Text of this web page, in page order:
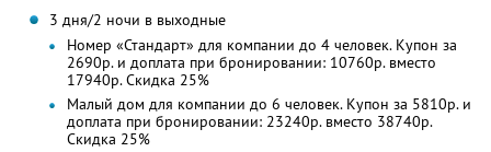
3 дня/2 ночи в выходные
Номер «Стандарт» для компании до 4 человек. Купон за
2690р. и доплата при бронировании: 10760р. вместо
17940р. Скидка 25%
Малый дом для компании до 6 человек. Купон за 5810р. и
доплата при бронировании: 23240р. вместо 38740р.
Скидка 25%